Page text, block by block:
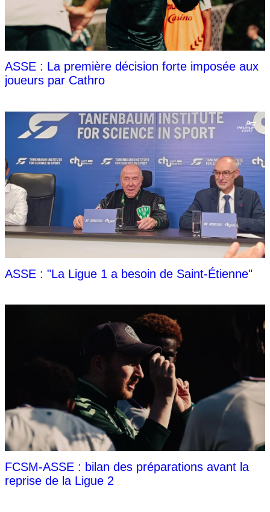
ASSE : La première décision forte imposée aux
joueurs par Cathro
ASSE : "La Ligue 1 a besoin de Saint-Étienne"
FCSM-ASSE : bilan des préparations avant la
reprise de la Ligue 2